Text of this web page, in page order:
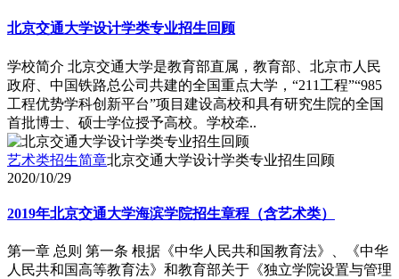
北京交通大学设计学类专业招生回顾
学校简介 北京交通大学是教育部直属，教育部、北京市人民
政府、中国铁路总公司共建的全国重点大学，“211工程”“985
工程优势学科创新平台”项目建设高校和具有研究生院的全国
首批博士、硕士学位授予高校。学校牵..
艺术类招生简章北京交通大学设计学类专业招生回顾
2020/10/29
2019年北京交通大学海滨学院招生章程（含艺术类）
第一章 总则 第一条 根据《中华人民共和国教育法》、《中华
人民共和国高等教育法》和教育部关于《独立学院设置与管理